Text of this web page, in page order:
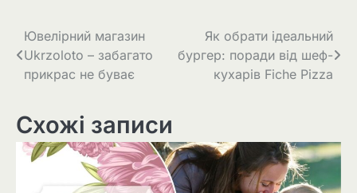
Навігація
записів
Ювелірний магазин
Ukrzoloto – забагато
прикрас не буває
Як обрати ідеальний
бургер: поради від шеф-
кухарів Fiche Pizza
Схожі записи